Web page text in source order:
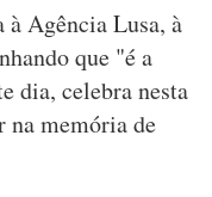
à Agência Lusa, à
que "é a
dia, celebra nesta
na memória de